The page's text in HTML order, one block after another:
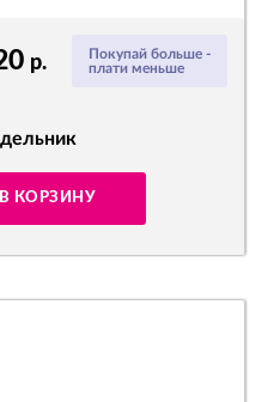
Покупай больше -
плати меньше
р.
В КОРЗИНУ